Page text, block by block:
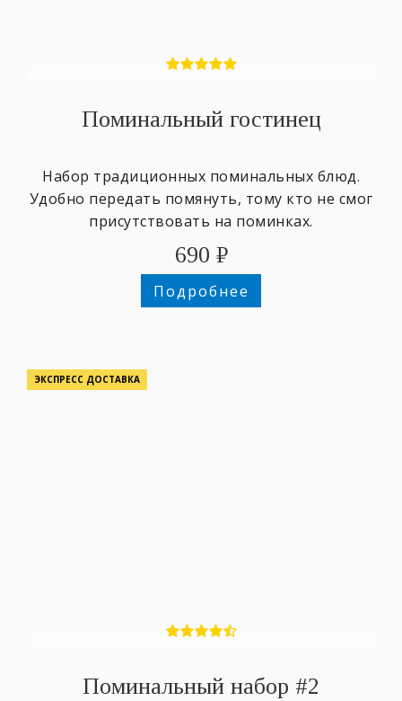
Поминальный гостинец
Набор традиционных поминальных блюд.
Удобно передать помянуть, тому кто не смог
присутствовать на поминках.
690 ₽
Подробнее
ЭКСПРЕСС ДОСТАВКА
Поминальный набор #2